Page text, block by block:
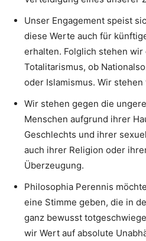
Unser Engagement speist
diese Werte auch für
erhalten. Folglich stehen wir
Totalitarismus, ob
oder Islamismus. Wir
Wir stehen gegen die
Menschen aufgrund ihrer
Geschlechts und ihrer
auch ihrer Religion oder
Überzeugung.
Philosophia Perennis
eine Stimme geben, die in
ganz bewusst
wir Wert auf absolute